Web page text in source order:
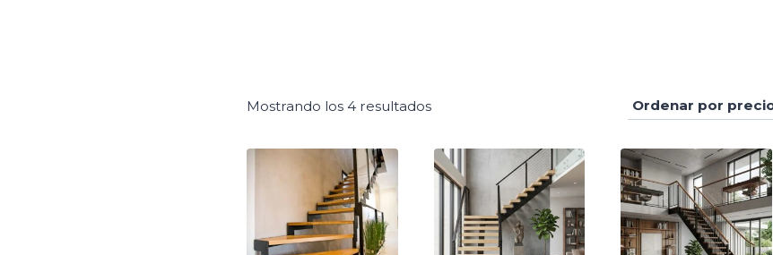
Mostrando los 4 resultadosOrdenado
precio:
bajo
alto